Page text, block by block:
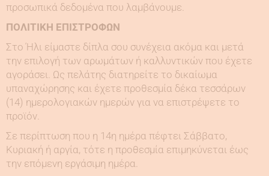
προσωπικά δεδομένα που λαμβάνουμε.
ΠΟΛΙΤΙΚΗ ΕΠΙΣΤΡΟΦΩΝ
Στο Ήλι είμαστε δίπλα σου συνέχεια ακόμα και μετά
την επιλογή των αρωμάτων ή καλλυντικών που έχετε
αγοράσει. Ως πελάτης διατηρείτε το δικαίωμα
υπαναχώρησης και έχετε προθεσμία δέκα τεσσάρων
(14) ημερολογιακών ημερών για να επιστρέψετε το
προϊόν.
Σε περίπτωση που η 14η ημέρα πέφτει Σάββατο,
Κυριακή ή αργία, τότε η προθεσμία επιμηκύνεται έως
την επόμενη εργάσιμη ημέρα.